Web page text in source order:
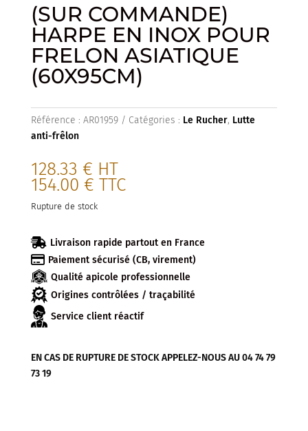
(SUR COMMANDE)
HARPE EN INOX POUR
FRELON ASIATIQUE
(60X95CM)
Référence : AR01959 Catégories : Le Rucher, Lutte
anti-frêlon
128.33 € HT
154.00 € TTC
Rupture de stock
 Livraison rapide partout en France
 Paiement sécurisé (CB, virement)
Qualité apicole professionnelle
Origines contrôlées / traçabilité
Service client réactif
EN CAS DE RUPTURE DE STOCK APPELEZ-NOUS AU 04 74 79
73 19